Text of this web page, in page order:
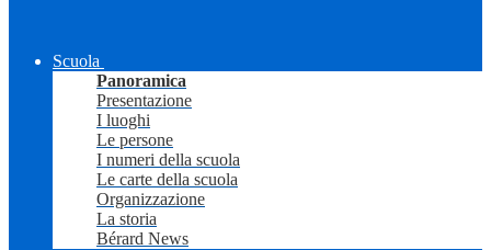
Scuola
Panoramica
Presentazione
I luoghi
Le persone
I numeri della scuola
Le carte della scuola
Organizzazione
La storia
Bérard News